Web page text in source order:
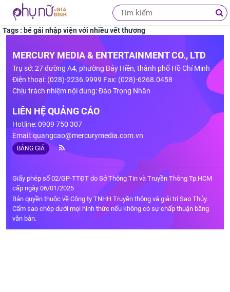
Tags : bé gái nhập viện với nhiều vết thương
MERCURY MEDIA & ENTERTAINMENT CO., LTD
Trụ sở: 27 đường A4, phường Bảy Hiền, thành phố Hồ Chí Minh
Điện thoại: (028)-2236.9999 Fax: (028)-6268.0458
Chịu trách nhiệm nội dung: Đào Trọng Nhân
LIÊN HỆ QUẢNG CÁO
Hotline: 0909 750 307
Email:quangcao@mercurymedia.com.vn
BẢNG GIÁ
Giấy phép số 02/GP-TTĐT do Sở Thông Tin và Truyền Thông Tp.HCM
cấp ngày 06/01/2025
Bản quyền thuộc về Công ty TNHH Truyền thông và giải trí Sao Thủy.
Cấm sao chép dưới mọi hình thức nếu không có sự chấp thuận bằng
văn bản.